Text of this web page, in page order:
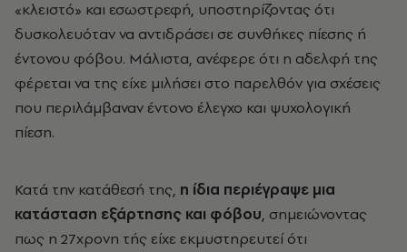
«κλειστό» και εσωστρεφή, υποστηρίζοντας ότι
δυσκολευόταν να αντιδράσει σε συνθήκες πίεσης ή
έντονου φόβου. Μάλιστα, ανέφερε ότι η αδελφή της
φέρεται να της είχε μιλήσει στο παρελθόν για σχέσεις
που περιλάμβαναν έντονο έλεγχο και ψυχολογική
πίεση.
Κατά την κατάθεσή της, η ίδια περιέγραψε μια
κατάσταση εξάρτησης και φόβου, σημειώνοντας
πως η 27χρονη τής είχε εκμυστηρευτεί ότι